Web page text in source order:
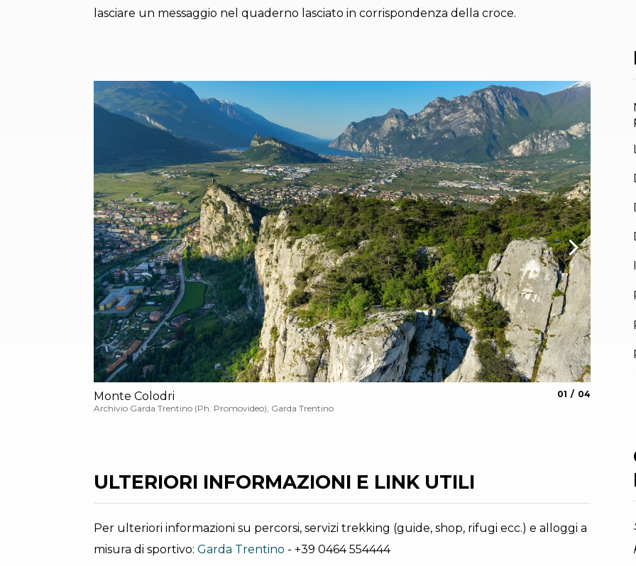
lasciare un messaggio nel quaderno lasciato in corrispondenza della croce.
Monte Colodri
Archivio Garda Trentino (Ph. Promovideo), Garda Trentino
01 04
ULTERIORI INFORMAZIONI E LINK UTILI
Per ulteriori informazioni su percorsi, servizi trekking (guide, shop, rifugi ecc.) e alloggi a
misura di sportivo: Garda Trentino - +39 0464 554444